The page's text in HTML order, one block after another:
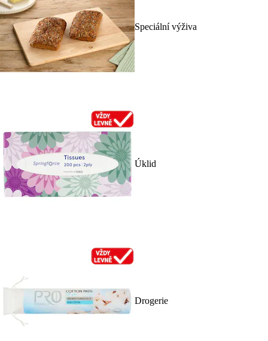
Speciální výživa
Úklid
Drogerie